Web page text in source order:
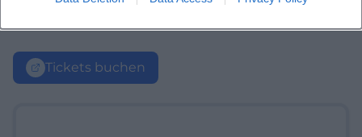
Tickets buchen